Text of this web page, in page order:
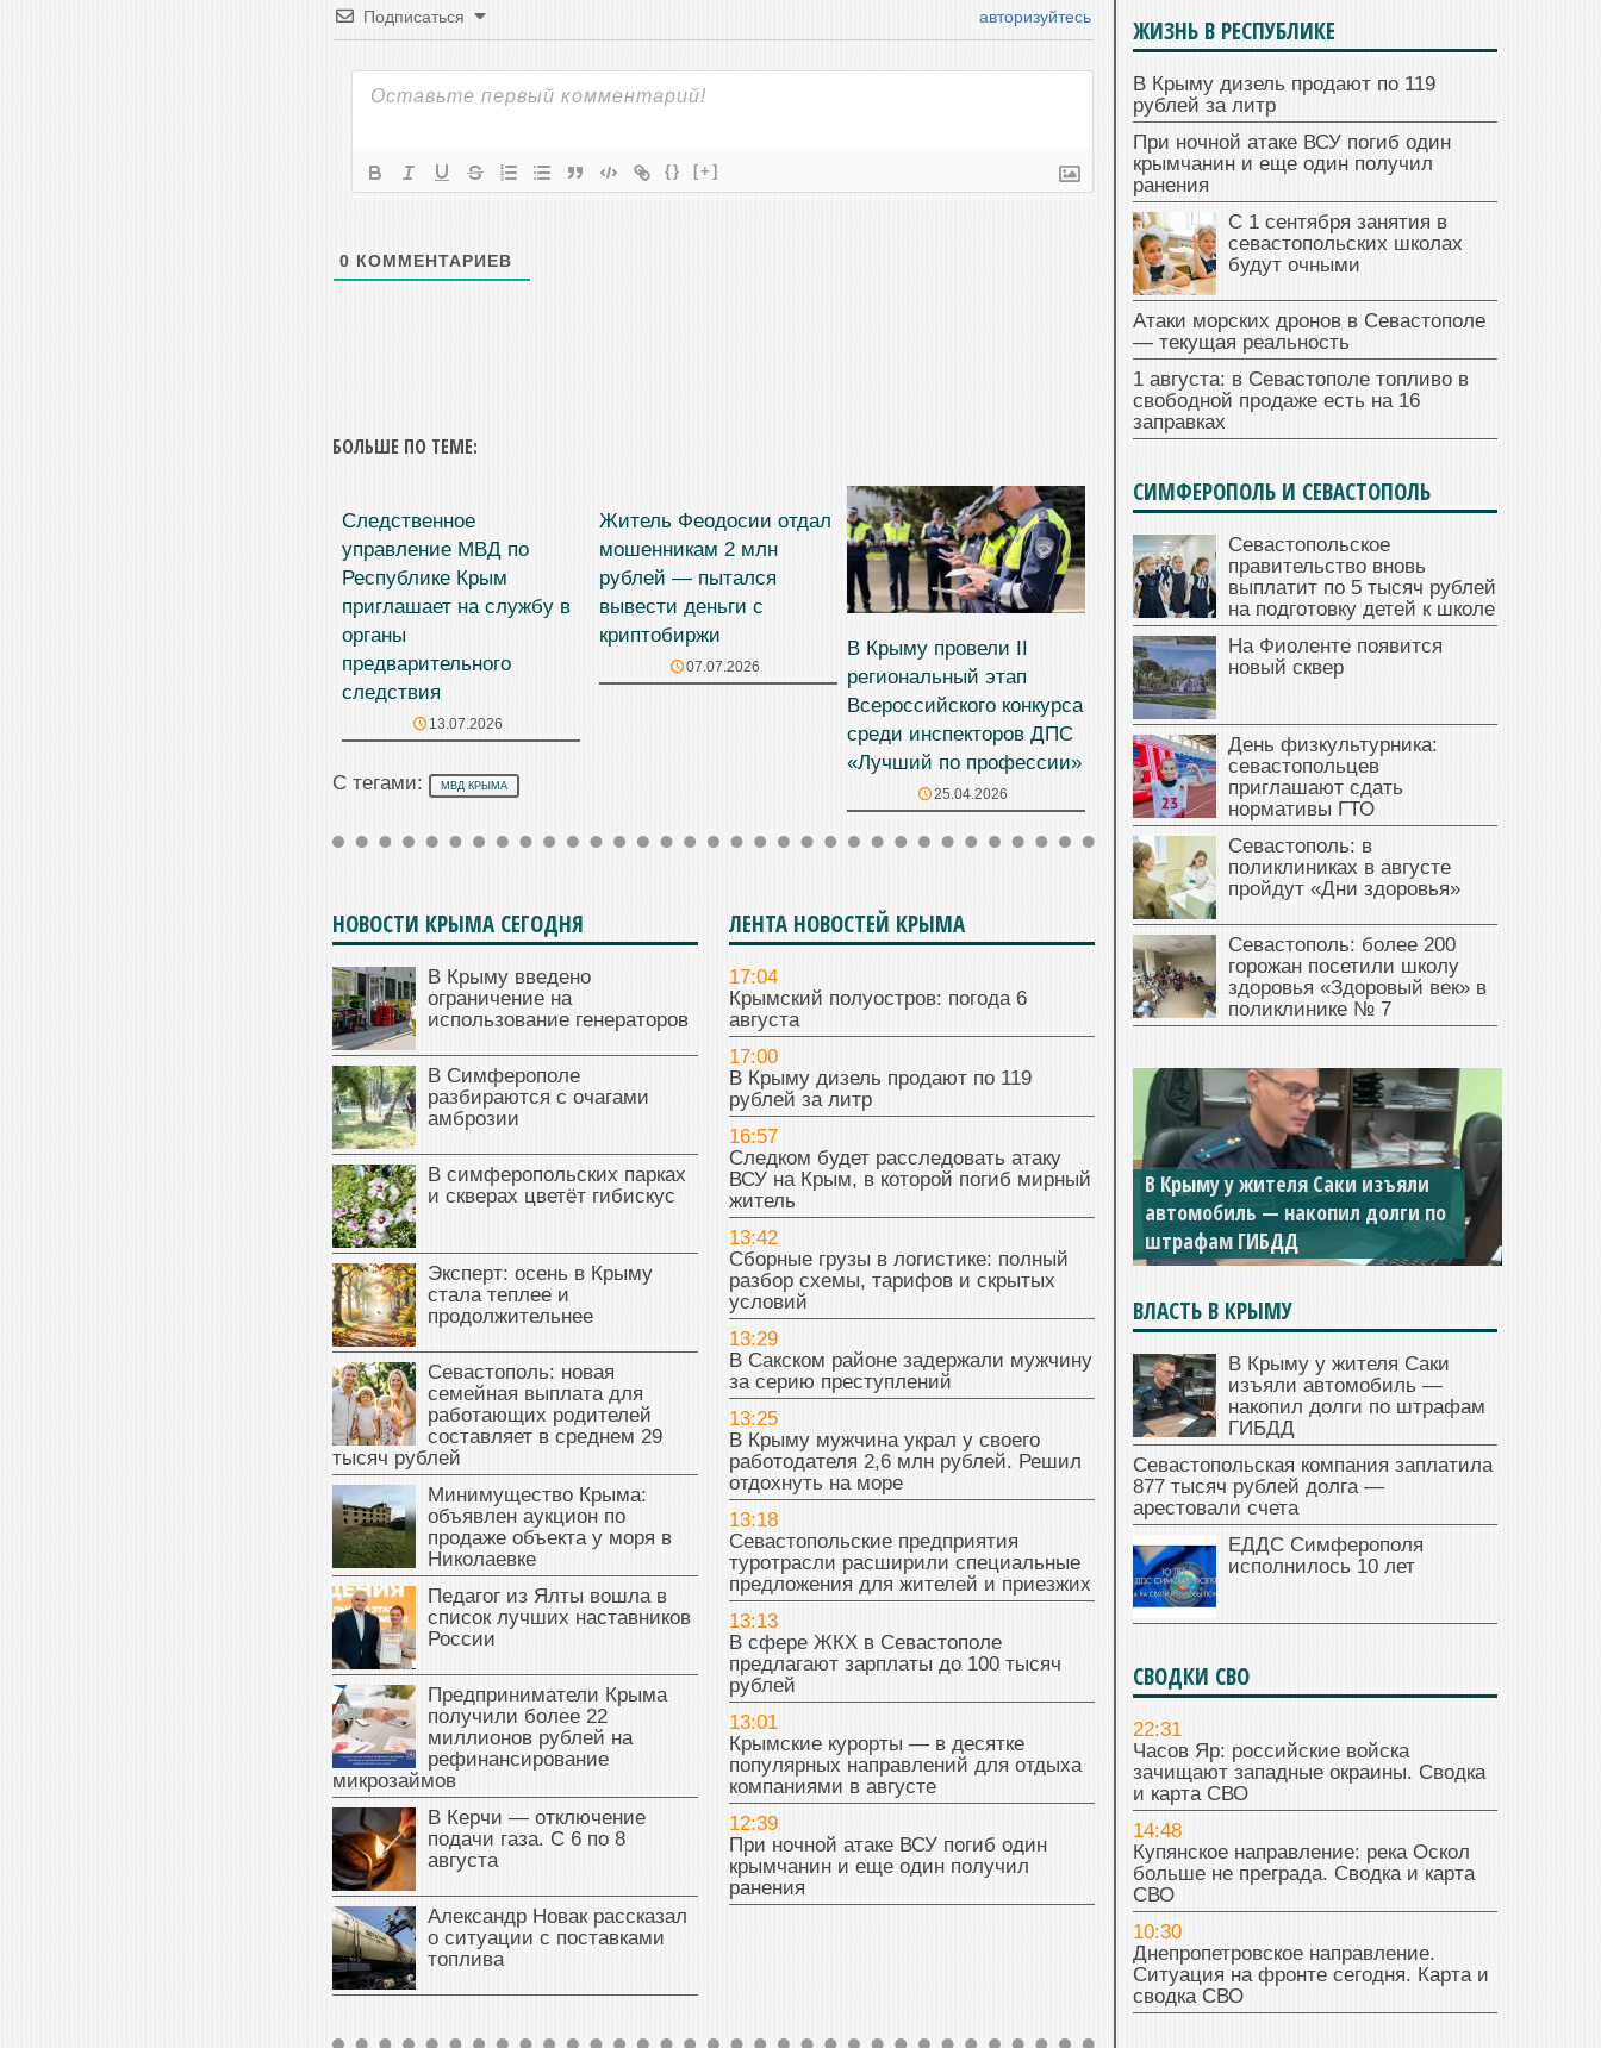
Подписаться авторизуйтесь
{} [+]
0 КОММЕНТАРИЕВ
БОЛЬШЕ ПО ТЕМЕ:
Следственное
управление МВД по
Республике Крым
приглашает на службу в
органы
предварительного
следствия
13.07.2026
Житель Феодосии отдал
мошенникам 2 млн
рублей — пытался
вывести деньги с
криптобиржи
07.07.2026
В Крыму провели II
региональный этап
Всероссийского конкурса
среди инспекторов ДПС
«Лучший по профессии»
25.04.2026
С тегами: МВД КРЫМА
НОВОСТИ КРЫМА СЕГОДНЯ
В Крыму введено
ограничение на
использование генераторов
В Симферополе
разбираются с очагами
амброзии
В симферопольских парках
и скверах цветёт гибискус
Эксперт: осень в Крыму
стала теплее и
продолжительнее
Севастополь: новая
семейная выплата для
работающих родителей
составляет в среднем 29
тысяч рублей
Минимущество Крыма:
объявлен аукцион по
продаже объекта у моря в
Николаевке
Педагог из Ялты вошла в
список лучших наставников
России
Предприниматели Крыма
получили более 22
миллионов рублей на
рефинансирование
микрозаймов
В Керчи — отключение
подачи газа. С 6 по 8
августа
Александр Новак рассказал
о ситуации с поставками
топлива
ЛЕНТА НОВОСТЕЙ КРЫМА
17:04
Крымский полуостров: погода 6
августа
17:00
В Крыму дизель продают по 119
рублей за литр
16:57
Следком будет расследовать атаку
ВСУ на Крым, в которой погиб мирный
житель
13:42
Сборные грузы в логистике: полный
разбор схемы, тарифов и скрытых
условий
13:29
В Сакском районе задержали мужчину
за серию преступлений
13:25
В Крыму мужчина украл у своего
работодателя 2,6 млн рублей. Решил
отдохнуть на море
13:18
Севастопольские предприятия
туротрасли расширили специальные
предложения для жителей и приезжих
13:13
В сфере ЖКХ в Севастополе
предлагают зарплаты до 100 тысяч
рублей
13:01
Крымские курорты — в десятке
популярных направлений для отдыха
компаниями в августе
12:39
При ночной атаке ВСУ погиб один
крымчанин и еще один получил
ранения
ЖИЗНЬ В РЕСПУБЛИКЕ
В Крыму дизель продают по 119
рублей за литр
При ночной атаке ВСУ погиб один
крымчанин и еще один получил
ранения
С 1 сентября занятия в
севастопольских школах
будут очными
Атаки морских дронов в Севастополе
— текущая реальность
1 августа: в Севастополе топливо в
свободной продаже есть на 16
заправках
СИМФЕРОПОЛЬ И СЕВАСТОПОЛЬ
Севастопольское
правительство вновь
выплатит по 5 тысяч рублей
на подготовку детей к школе
На Фиоленте появится
новый сквер
День физкультурника:
севастопольцев
приглашают сдать
нормативы ГТО
Севастополь: в
поликлиниках в августе
пройдут «Дни здоровья»
Севастополь: более 200
горожан посетили школу
здоровья «Здоровый век» в
поликлинике № 7
В Крыму у жителя Саки изъяли
автомобиль — накопил долги по
штрафам ГИБДД
ВЛАСТЬ В КРЫМУ
В Крыму у жителя Саки
изъяли автомобиль —
накопил долги по штрафам
ГИБДД
Севастопольская компания заплатила
877 тысяч рублей долга —
арестовали счета
ЕДДС Симферополя
исполнилось 10 лет
СВОДКИ СВО
22:31
Часов Яр: российские войска
зачищают западные окраины. Сводка
и карта СВО
14:48
Купянское направление: река Оскол
больше не преграда. Сводка и карта
СВО
10:30
Днепропетровское направление.
Ситуация на фронте сегодня. Карта и
сводка СВО